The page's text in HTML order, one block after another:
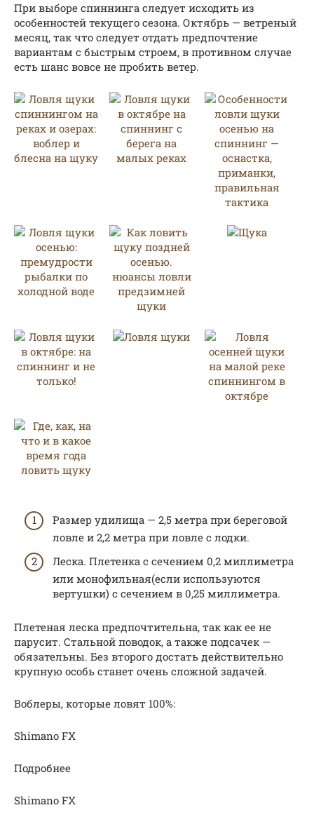
При выборе спиннинга следует исходить из
особенностей текущего сезона. Октябрь — ветреный
месяц, так что следует отдать предпочтение
вариантам с быстрым строем, в противном случае
есть шанс вовсе не пробить ветер.
Размер удилища — 2,5 метра при береговой
ловле и 2,2 метра при ловле с лодки.
Леска. Плетенка с сечением 0,2 миллиметра
или монофильная(если используются
вертушки) с сечением в 0,25 миллиметра.
Плетеная леска предпочтительна, так как ее не
парусит. Стальной поводок, а также подсачек —
обязательны. Без второго достать действительно
крупную особь станет очень сложной задачей.
Воблеры, которые ловят 100%:
Shimano FX
Подробнее
Shimano FX